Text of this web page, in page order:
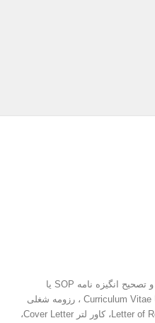
اپلای تهران، ارائه دهنده خدمات نگارش و تصحیح انگیزه نامه SOP یا
Statement of Purpose ، سی وی CV یا Curriculum Vitae ، رزومه شغلی
Resume ، توصیه نامه Letter of Recommendation، کاور لتر Cover Letter،